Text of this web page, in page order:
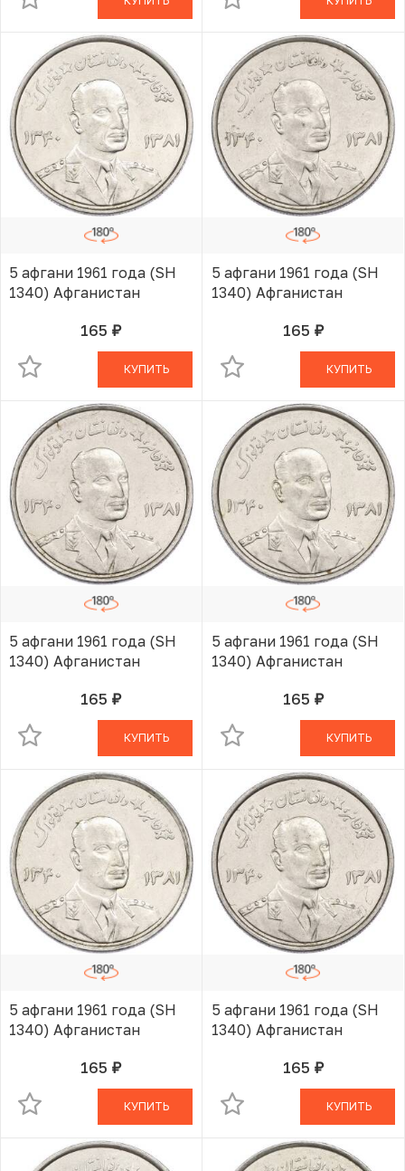
5 афгани 1961 года (SH
1340) Афганистан
165 руб.В КОРЗИНЕ
КУПИТЬ
5 афгани 1961 года (SH
1340) Афганистан
165 руб.В КОРЗИНЕ
КУПИТЬ
5 афгани 1961 года (SH
1340) Афганистан
165 руб.В КОРЗИНЕ
КУПИТЬ
5 афгани 1961 года (SH
1340) Афганистан
165 руб.В КОРЗИНЕ
КУПИТЬ
5 афгани 1961 года (SH
1340) Афганистан
165 руб.В КОРЗИНЕ
КУПИТЬ
5 афгани 1961 года (SH
1340) Афганистан
165 руб.В КОРЗИНЕ
КУПИТЬ